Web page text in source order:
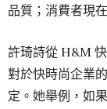
品質；消費者現
許琦詩從 H&M
對於快時尚企業
定。她舉例，如